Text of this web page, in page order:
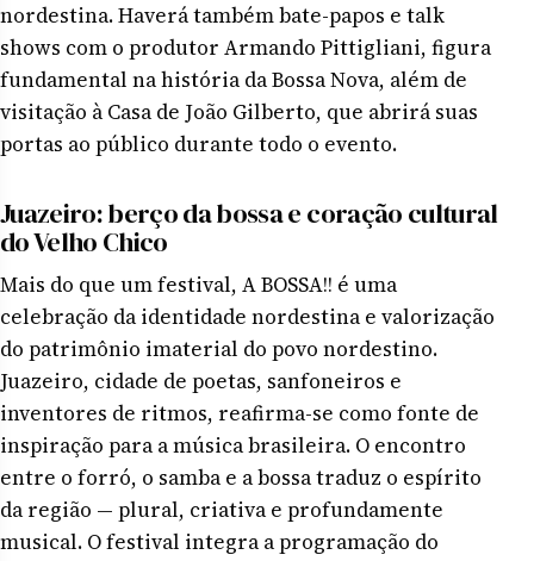
nordestina. Haverá também bate-papos e talk
shows com o produtor Armando Pittigliani, figura
fundamental na história da Bossa Nova, além de
visitação à Casa de João Gilberto, que abrirá suas
portas ao público durante todo o evento.
Juazeiro: berço da bossa e coração cultural
do Velho Chico
Mais do que um festival, A BOSSA!! é uma
celebração da identidade nordestina e valorização
do patrimônio imaterial do povo nordestino.
Juazeiro, cidade de poetas, sanfoneiros e
inventores de ritmos, reafirma-se como fonte de
inspiração para a música brasileira. O encontro
entre o forró, o samba e a bossa traduz o espírito
da região — plural, criativa e profundamente
musical. O festival integra a programação do